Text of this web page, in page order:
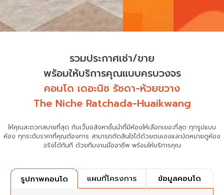
รวมประกาศเช่า/ขาย
พร้อมให้บริการคุณแบบครบวงจร
คอนโด เดอะนิช รัชดา-ห้วยขวาง
The Niche Ratchada-Huaikwang
ให้คุณสะดวกสบายที่สุด กับเว็บอสังหาชั้นนำที่มีห้องให้เลือกเยอะที่สุด ทุกรูปแบบ
ห้อง ทุกระดับราคาที่คุณต้องการ สามารถตัดสินใจได้ด้วยตนเองและนัดหมายดูห้อง
จริงได้ทันที ด้วยทีมงานมืออาชีพ พร้อมให้บริการคุณ
รูปภาพคอนโด แผนที่โครงการ ข้อมูลคอนโด